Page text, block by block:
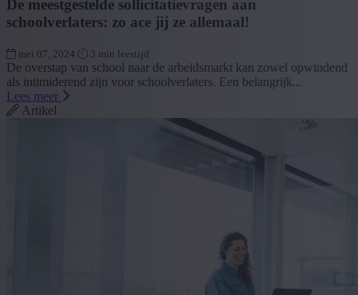
De meestgestelde sollicitatievragen aan
schoolverlaters: zo ace jij ze allemaal!
mei 07, 2024 3 min leestijd
De overstap van school naar de arbeidsmarkt kan zowel opwindend
als intimiderend zijn voor schoolverlaters. Een belangrijk...
Lees meer
Artikel